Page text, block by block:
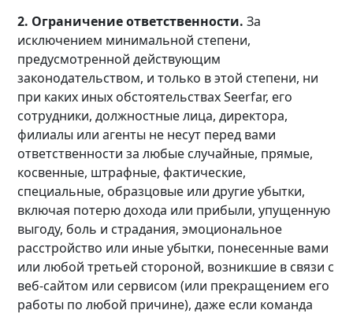
2. Ограничение ответственности.За
исключением минимальной степени,
предусмотренной действующим
законодательством, и только в этой степени, ни
при каких иных обстоятельствах Seerfar, его
сотрудники, должностные лица, директора,
филиалы или агенты не несут перед вами
ответственности за любые случайные, прямые,
косвенные, штрафные, фактические,
специальные, образцовые или другие убытки,
включая потерю дохода или прибыли, упущенную
выгоду, боль и страдания, эмоциональное
расстройство или иные убытки, понесенные вами
или любой третьей стороной, возникшие в связи с
веб-сайтом или сервисом (или прекращением его
работы по любой причине), даже если команда